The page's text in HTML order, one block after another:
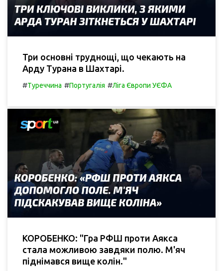
Три основні труднощі, що чекають на
Арду Турана в Шахтарі.
#Туреччина #Португалія #Ліга Європи УЄФА
КОРОБЕНКО: "Гра РФШ проти Аякса
стала можливою завдяки полю. М'яч
піднімався вище колін."